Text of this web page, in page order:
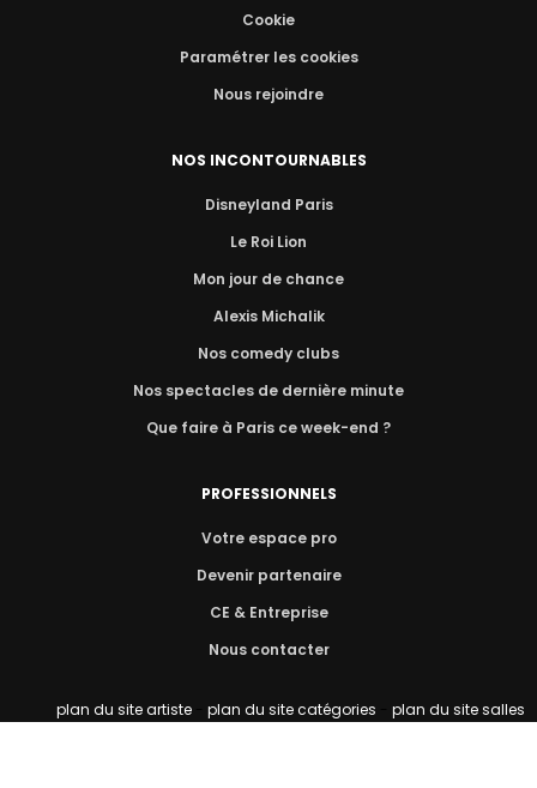
Cookie
Paramétrer les cookies
Nous rejoindre
NOS INCONTOURNABLES
Disneyland Paris
Le Roi Lion
Mon jour de chance
Alexis Michalik
Nos comedy clubs
Nos spectacles de dernière minute
Que faire à Paris ce week-end ?
PROFESSIONNELS
Votre espace pro
Devenir partenaire
CE & Entreprise
Nous contacter
plan du site artiste plan du site catégories plan du site salles